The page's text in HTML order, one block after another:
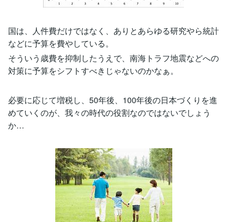
国は、人件費だけではなく、ありとあらゆる研究やら統計
などに予算を費やしている。
そういう歳費を抑制したうえで、南海トラフ地震などへの
対策に予算をシフトすべきじゃないのかなぁ。
必要に応じて増税し、50年後、100年後の日本づくりを進
めていくのが、我々の時代の役割なのではないでしょう
か…